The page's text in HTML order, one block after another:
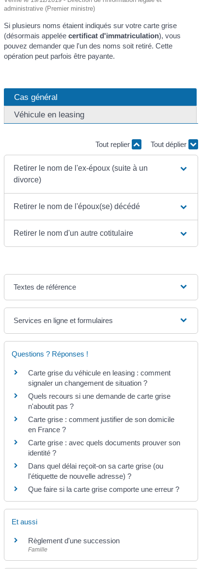
administrative (Premier ministre)
Si plusieurs noms étaient indiqués sur votre carte grise
(désormais appeléecertificat d'immatriculation), vous
pouvez demander que l'un des noms soit retiré. Cette
opération peut parfois être payante.
Cas général
Véhicule en leasing
Tout replier Tout déplier
Retirer le nom de l'ex-époux (suite à un
divorce)
Retirer le nom de l'époux(se) décédé
Retirer le nom d'un autre cotitulaire
Textes de référence
Services en ligne et formulaires
Questions ? Réponses !
Carte grise du véhicule en leasing : comment
signaler un changement de situation ?
Quels recours si une demande de carte grise
n'aboutit pas ?
Carte grise : comment justifier de son domicile
en France ?
Carte grise : avec quels documents prouver son
identité ?
Dans quel délai reçoit-on sa carte grise (ou
l'étiquette de nouvelle adresse) ?
Que faire si la carte grise comporte une erreur ?
Et aussi
Règlement d'une succession
Famille